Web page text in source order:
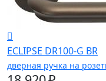
ECLIPSE DR100-G BR
дверная ручка на